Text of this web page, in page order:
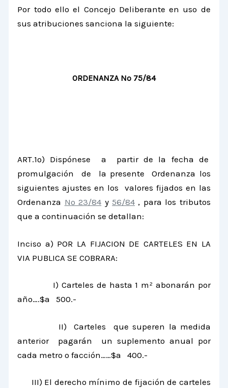
Por todo ello el Concejo Deliberante en uso de
sus atribuciones sanciona la siguiente:
ORDENANZA Nº 75/84
ART.1º) Dispónese a partir de la fecha de
promulgación de la presente Ordenanza los
siguientes ajustes en los valores fijados en las
Ordenanza Nº 23/84 y56/84 , para los tributos
que a continuación se detallan:
Inciso a) POR LA FIJACION DE CARTELES EN LA
VIA PUBLICA SE COBRARA:
I) Carteles de hasta 1 m² abonarán por
año….$a 500.-
II) Carteles que superen la medida
anterior pagarán un suplemento anual por
cada metro o facción……$a 400.-
III) El derecho mínimo de fijación de carteles